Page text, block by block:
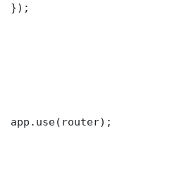
});
app.use(router);